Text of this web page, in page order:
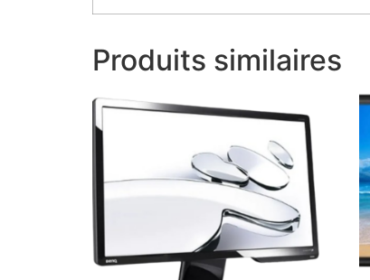
Produits similaires